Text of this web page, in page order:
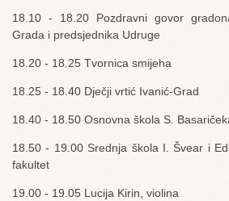
18.10 - 18.20 Pozdravni govor
Grada i predsjednika Udruge
18.20 - 18.25 Tvornica smijeha
18.25 - 18.40 Dječji vrtić Ivanić-Grad
18.40 - 18.50 Osnovna škola S.
18.50 - 19.00 Srednja škola I. Švear i
fakultet
19.00 - 19.05 Lucija Kirin, violina